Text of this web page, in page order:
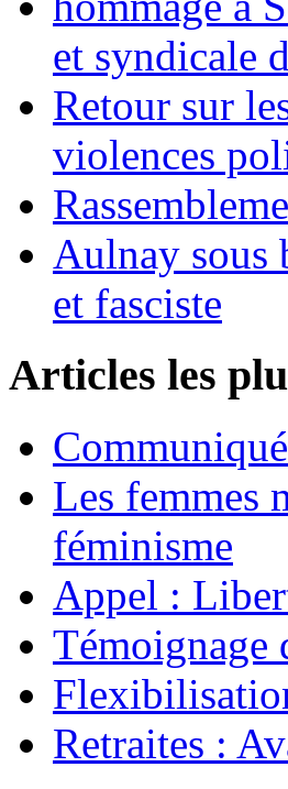
et syndicale
Retour sur
violences
Aulnay sous
et fasciste
Articles les
Les femmes
féminisme
Appel :
Témoignage
Retraites :